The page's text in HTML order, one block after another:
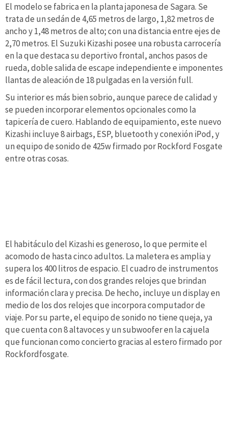
El modelo se fabrica en la planta japonesa de Sagara. Se
trata de un sedán de 4,65 metros de largo, 1,82 metros de
ancho y 1,48 metros de alto; con una distancia entre ejes de
2,70 metros. El Suzuki Kizashi posee una robusta carrocería
en la que destaca su deportivo frontal, anchos pasos de
rueda, doble salida de escape independiente e imponentes
llantas de aleación de 18 pulgadas en la versión full.
Su interior es más bien sobrio, aunque parece de calidad y
se pueden incorporar elementos opcionales como la
tapicería de cuero. Hablando de equipamiento, este nuevo
Kizashi incluye 8 airbags, ESP, bluetooth y conexión iPod, y
un equipo de sonido de 425w firmado por Rockford Fosgate
entre otras cosas.
El habitáculo del Kizashi es generoso, lo que permite el
acomodo de hasta cinco adultos. La maletera es amplia y
supera los 400 litros de espacio. El cuadro de instrumentos
es de fácil lectura, con dos grandes relojes que brindan
información clara y precisa. De hecho, incluye un display en
medio de los dos relojes que incorpora computador de
viaje. Por su parte, el equipo de sonido no tiene queja, ya
que cuenta con 8 altavoces y un subwoofer en la cajuela
que funcionan como concierto gracias al estero firmado por
Rockfordfosgate.